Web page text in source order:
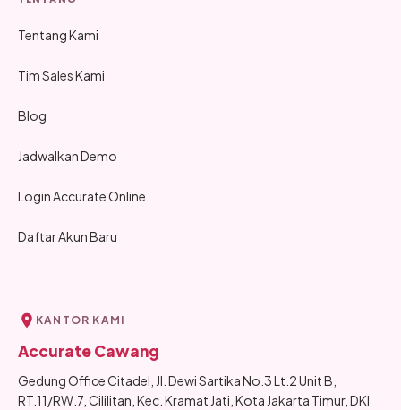
Tentang Kami
Tim Sales Kami
Blog
Jadwalkan Demo
Login Accurate Online
Daftar Akun Baru
KANTOR KAMI
Accurate Cawang
Gedung Office Citadel, Jl. Dewi Sartika No.3 Lt.2 Unit B,
RT.11/RW.7, Cililitan, Kec. Kramat Jati, Kota Jakarta Timur, DKI